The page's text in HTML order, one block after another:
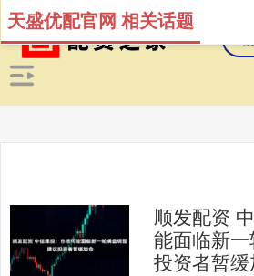
天盛优配官网 相关话题
顺发配资
能面临新
投资者暂